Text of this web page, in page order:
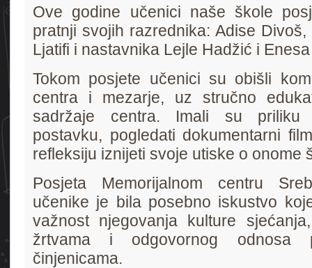
Ove godine učenici naše škole
pratnji svojih razrednika: Adise
Ljatifi i nastavnika Lejle Hadžić i
Tokom posjete učenici su obišli
centra i mezarje, uz stručno
sadržaje centra. Imali su priliku
postavku, pogledati dokumentarni
refleksiju iznijeti svoje utiske o onome
Posjeta Memorijalnom centru
učenike je bila posebno iskustvo
važnost njegovanja kulture
žrtvama i odgovornog odnosa
činjenicama.